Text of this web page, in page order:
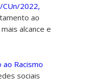
CUn/2022,
ao
alcance e
Racismo
sociais